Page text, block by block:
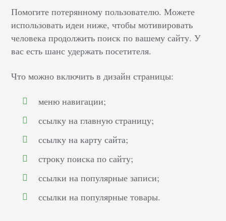
Помогите потерянному пользователю. Можете
использовать идеи ниже, чтобы мотивировать
человека продолжить поиск по вашему сайту. У
вас есть шанс удержать посетителя.
Что можно включить в дизайн страницы:
меню навигации;
ссылку на главную страницу;
ссылку на карту сайта;
строку поиска по сайту;
ссылки на популярные записи;
ссылки на популярные товары.